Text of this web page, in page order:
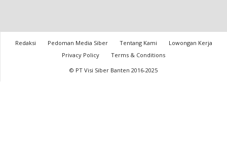
Redaksi Pedoman Media Siber Tentang Kami
Lowongan Kerja
Privacy Policy
Terms & Conditions
© PT Visi Siber Banten 2016-2025